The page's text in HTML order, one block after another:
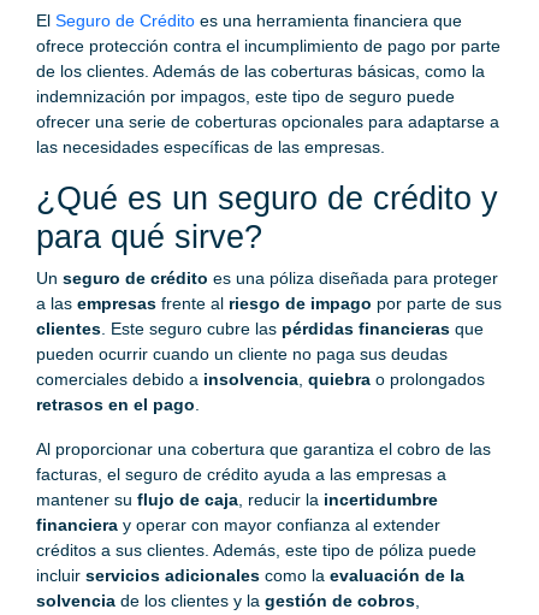
El Seguro de Crédito es una herramienta financiera que
ofrece protección contra el incumplimiento de pago por parte
de los clientes. Además de las coberturas básicas, como la
indemnización por impagos, este tipo de seguro puede
ofrecer una serie de coberturas opcionales para adaptarse a
las necesidades específicas de las empresas.
¿Qué es un seguro de crédito y
para qué sirve?
Un seguro de crédito es una póliza diseñada para proteger
a las empresas frente al riesgo de impago por parte de sus
clientes . Este seguro cubre las pérdidas financieras que
pueden ocurrir cuando un cliente no paga sus deudas
comerciales debido a insolvencia quiebra o prolongados
retrasos en el pago
Al proporcionar una cobertura que garantiza el cobro de las
facturas, el seguro de crédito ayuda a las empresas a
mantener su flujo de caja , reducir la incertidumbre
financiera y operar con mayor confianza al extender
créditos a sus clientes. Además, este tipo de póliza puede
incluir servicios adicionales como la evaluación de la
solvencia de los clientes y la gestión de cobros